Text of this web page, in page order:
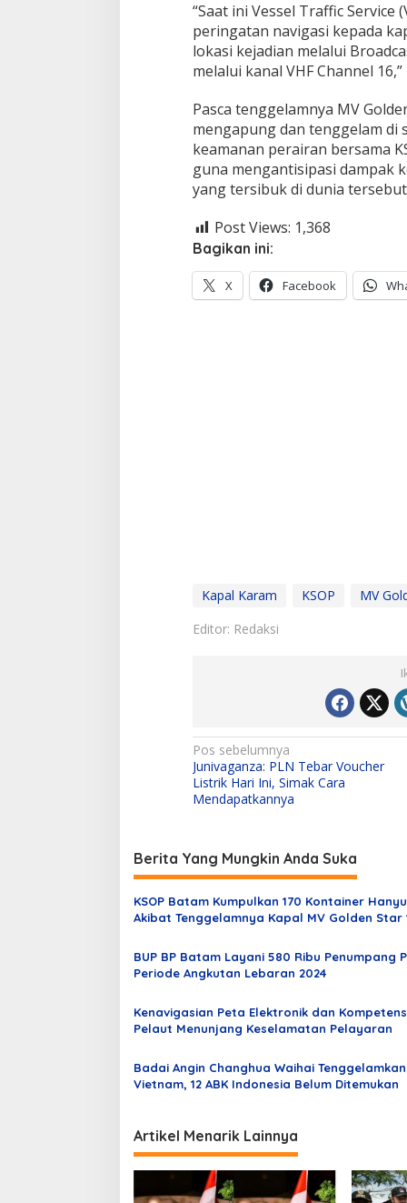
“Saat ini Vessel Traffic Service
peringatan navigasi kepada
lokasi kejadian melalui
melalui kanal VHF Channel
Pasca tenggelamnya MV
mengapung dan tenggelam di
keamanan perairan bersama
guna mengantisipasi dampak
yang tersibuk di dunia
Post Views: 1,368
Bagikan ini:
X Facebook
Kapal Karam KSOP
MV
Editor: Redaksi
N
a
v
g
a
s
i
p
o
s
Pos sebelumnya
Junivaganza: PLN Tebar Voucher
Listrik Hari Ini, Simak Cara
Mendapatkannya
Berita Yang Mungkin Anda Suka
KSOP Batam Kumpulkan 170 Kontainer
Akibat Tenggelamnya Kapal MV Golden Star
BUP BP Batam Layani 580 Ribu Penumpang
Periode Angkutan Lebaran 2024
Kenavigasian Peta Elektronik dan
Pelaut Menunjang Keselamatan Pelayaran
Badai Angin Changhua Waihai
Vietnam, 12 ABK Indonesia Belum Ditemukan
Artikel Menarik Lainnya